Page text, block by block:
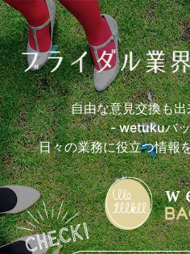
よく身につけているスカーフの色(10)
参考にしているウエディングサイト(11)
参考にしているウエディング本(13)
おすすめ前撮アイテム(7) おすす
おすすめ乾杯曲(3) おすすめケー
おすすめ手紙シーンBGM(5) おす
おすすめ挙式演出(8) おすすめ披
おもしろかった余興は？(5) おすす
おすすめ引き菓子(10) おすすめプ
好きなブーケの形(13) 好きなドレ
自由な意見交換も
- wetukuバ
日々の業務に役立つ情報